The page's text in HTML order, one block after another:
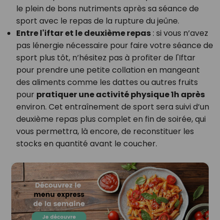
le plein de bons nutriments après sa séance de
sport avec le repas de la rupture du jeûne.
Entre l'iftar et le deuxième repas: si vous n’avez
pas lénergie nécessaire pour faire votre séance de
sport plus tôt, n’hésitez pas à profiter de l'Iftar
pour prendre une petite collation en mangeant
des aliments comme les dattes ou autres fruits
pour pratiquer une activité physique 1h après
environ. Cet entraînement de sport sera suivi d’un
deuxième repas plus complet en fin de soirée, qui
vous permettra, là encore, de reconstituer les
stocks en quantité avant le coucher.